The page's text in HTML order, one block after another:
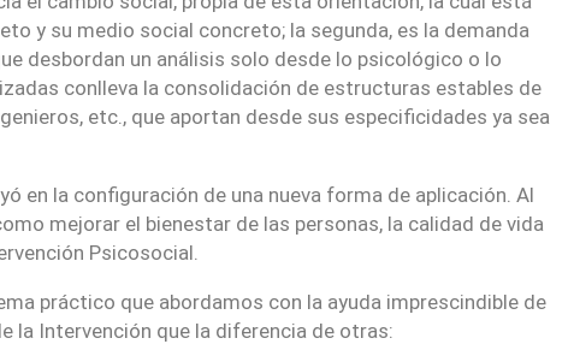
y su medio social concreto; la segunda, es la demanda
desbordan un análisis solo desde lo psicológico o lo
conlleva la consolidación de estructuras estables de
etc., que aportan desde sus especificidades ya sea
en la configuración de una nueva forma de aplicación. Al
mejorar el bienestar de las personas, la calidad de vida
Psicosocial.
práctico que abordamos con la ayuda imprescindible de
la Intervención que la diferencia de otras: